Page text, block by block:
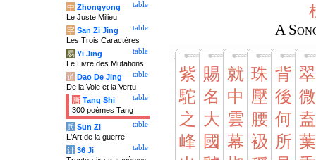
A
紫
駝
之
峰
賜
名
大
國
就
中
雲
幕
珠
壓
腰
衱
背
後
何
所
翠
微
盍
葉
table
中 Zhongyong
Le Juste Milieu
table
字 San Zi Jing
Les Trois Caractères
table
易 Yi Jing
Le Livre des Mutations
table
道 Dao De Jing
De la Voie et la Vertu
table
唐 Tang Shi
300 poèmes Tang
table
兵 Sun Zi
L'Art de la guerre
table
计 36 Ji